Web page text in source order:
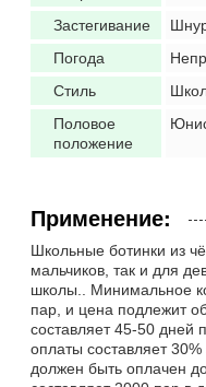
Застегивание
Погода
Стиль
Половое
положение
Применение:
Школьные ботинки из
мальчиков, так и для
школы.. Минимальное
пар, и цена подлежит
составляет 45-50 дней
оплаты составляет
должен быть оплачен